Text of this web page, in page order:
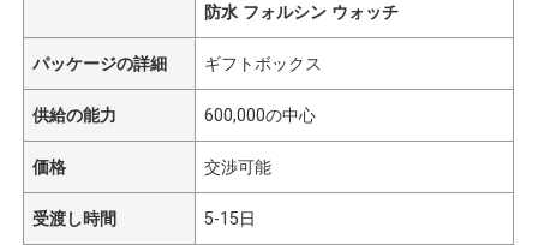
防水 フォルシン ウォッチ
パッケージの詳細 ギフトボックス
供給の能力 600,000の中心
価格 交渉可能
受渡し時間 5-15日